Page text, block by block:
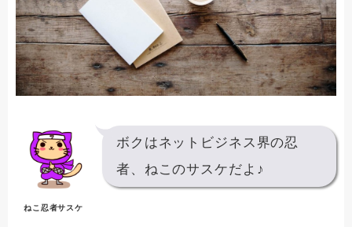
ねこ忍者サスケ
ボクはネットビジネス界の忍
者、ねこのサスケだよ♪